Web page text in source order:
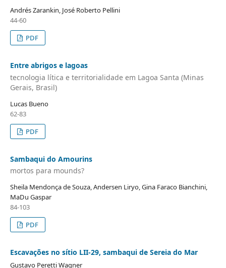
Andrés Zarankin, José Roberto Pellini
44-60
PDF
Entre abrigos e lagoas
tecnologia lítica e territorialidade em Lagoa Santa (Minas
Gerais, Brasil)
Lucas Bueno
62-83
PDF
Sambaqui do Amourins
mortos para mounds?
Sheila Mendonça de Souza, Andersen Liryo, Gina Faraco Bianchini,
MaDu Gaspar
84-103
PDF
Escavações no sítio LII-29, sambaqui de Sereia do Mar
Gustavo Peretti Wagner